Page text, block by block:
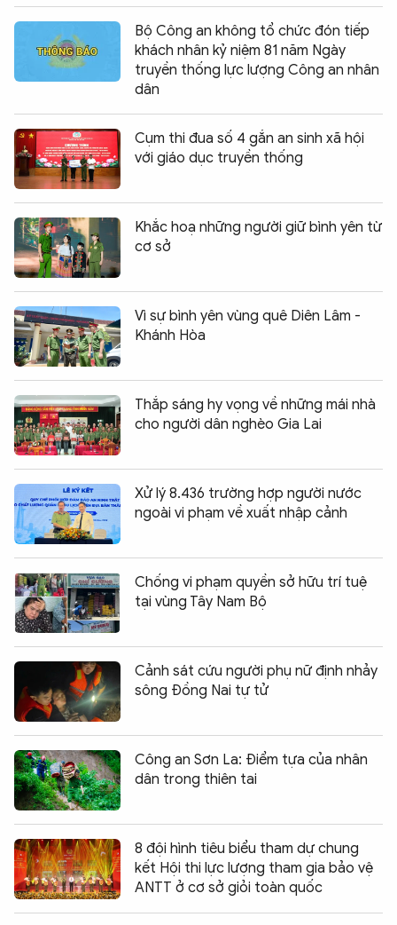
Bộ Công an không tổ chức đón tiếp
khách nhân kỷ niệm 81 năm Ngày
truyền thống lực lượng Công an nhân
dân
Cụm thi đua số 4 gắn an sinh xã hội
với giáo dục truyền thống
Khắc hoạ những người giữ bình yên từ
cơ sở
Vì sự bình yên vùng quê Diên Lâm -
Khánh Hòa
Thắp sáng hy vọng về những mái nhà
cho người dân nghèo Gia Lai
Xử lý 8.436 trường hợp người nước
ngoài vi phạm về xuất nhập cảnh
Chống vi phạm quyền sở hữu trí tuệ
tại vùng Tây Nam Bộ
Cảnh sát cứu người phụ nữ định nhảy
sông Đồng Nai tự tử
Công an Sơn La: Điểm tựa của nhân
dân trong thiên tai
8 đội hình tiêu biểu tham dự chung
kết Hội thi lực lượng tham gia bảo vệ
ANTT ở cơ sở giỏi toàn quốc